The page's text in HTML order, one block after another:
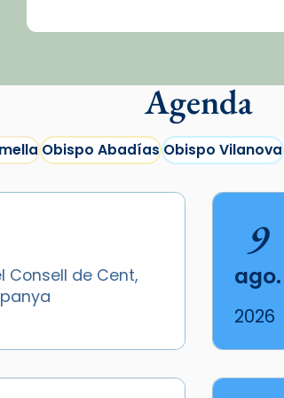
Agenda
Obispo AbadíasObispo Vilanova
Consell de Cent,
9
ago.
2026